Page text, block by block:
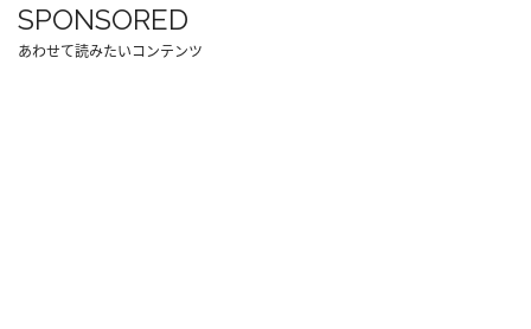
SPONSORED
あわせて読みたいコンテンツ